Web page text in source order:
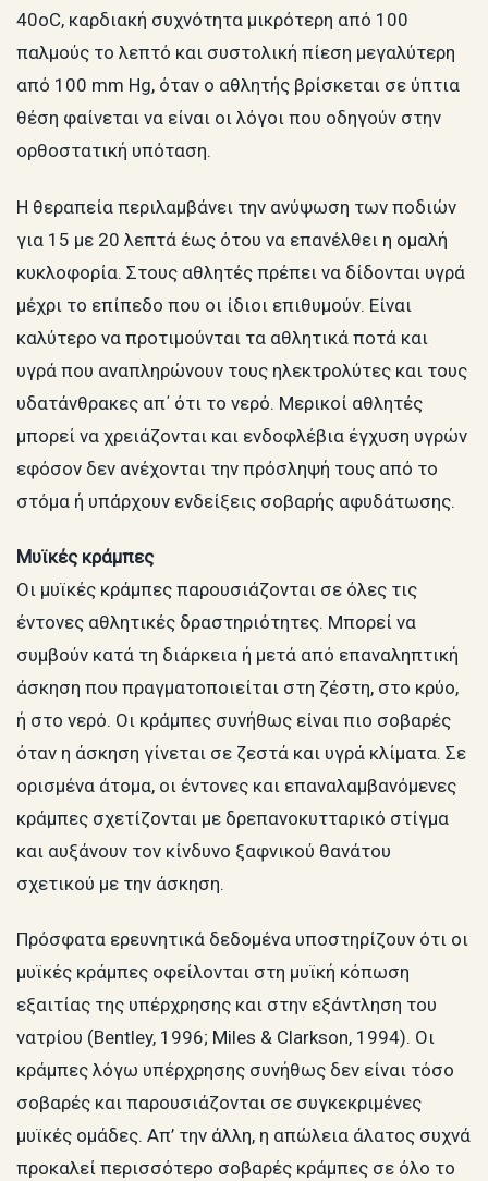
40oC, καρδιακή συχνότητα μικρότερη από 100
παλμούς το λεπτό και συστολική πίεση μεγαλύτερη
από 100 mm Hg, όταν ο αθλητής βρίσκεται σε ύπτια
θέση φαίνεται να είναι οι λόγοι που οδηγούν στην
ορθοστατική υπόταση.
Η θεραπεία περιλαμβάνει την ανύψωση των ποδιών
για 15 με 20 λεπτά έως ότου να επανέλθει η ομαλή
κυκλοφορία. Στους αθλητές πρέπει να δίδονται υγρά
μέχρι το επίπεδο που οι ίδιοι επιθυμούν. Είναι
καλύτερο να προτιμούνται τα αθλητικά ποτά και
υγρά που αναπληρώνουν τους ηλεκτρολύτες και τους
υδατάνθρακες απ΄ ότι το νερό. Μερικοί αθλητές
μπορεί να χρειάζονται και ενδοφλέβια έγχυση υγρών
εφόσον δεν ανέχονται την πρόσληψή τους από το
στόμα ή υπάρχουν ενδείξεις σοβαρής αφυδάτωσης.
Μυϊκές κράμπες
Οι μυϊκές κράμπες παρουσιάζονται σε όλες τις
έντονες αθλητικές δραστηριότητες. Μπορεί να
συμβούν κατά τη διάρκεια ή μετά από επαναληπτική
άσκηση που πραγματοποιείται στη ζέστη, στο κρύο,
ή στο νερό. Οι κράμπες συνήθως είναι πιο σοβαρές
όταν η άσκηση γίνεται σε ζεστά και υγρά κλίματα. Σε
ορισμένα άτομα, οι έντονες και επαναλαμβανόμενες
κράμπες σχετίζονται με δρεπανοκυτταρικό στίγμα
και αυξάνουν τον κίνδυνο ξαφνικού θανάτου
σχετικού με την άσκηση.
Πρόσφατα ερευνητικά δεδομένα υποστηρίζουν ότι οι
μυϊκές κράμπες οφείλονται στη μυϊκή κόπωση
εξαιτίας της υπέρχρησης και στην εξάντληση του
νατρίου (Bentley, 1996; Miles & Clarkson, 1994). Οι
κράμπες λόγω υπέρχρησης συνήθως δεν είναι τόσο
σοβαρές και παρουσιάζονται σε συγκεκριμένες
μυϊκές ομάδες. Απ’ την άλλη, η απώλεια άλατος συχνά
προκαλεί περισσότερο σοβαρές κράμπες σε όλο το